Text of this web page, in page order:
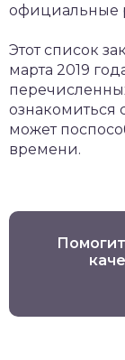
официальные
Этот список
марта 2019
ознакомиться
может
времени.